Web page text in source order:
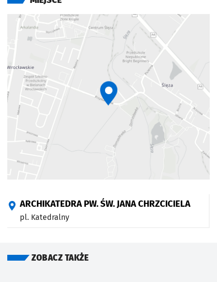
ARCHIKATEDRA PW. ŚW. JANA CHRZCICIELA
pl. Katedralny
ZOBACZ TAKŻE